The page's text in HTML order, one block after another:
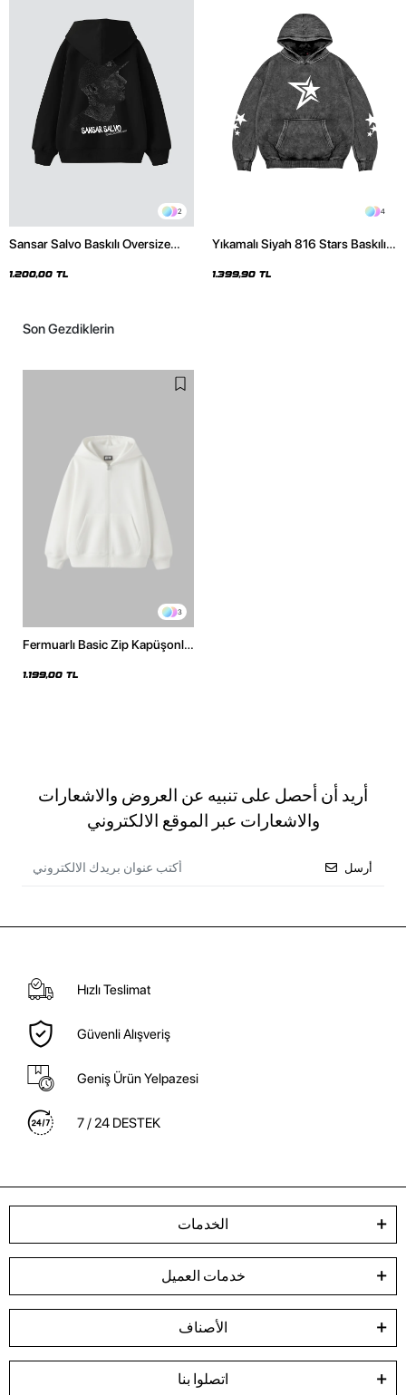
2
Sansar Salvo Baskılı Oversize
1.200,00 TL
4
Yıkamalı Siyah 816 Stars Baskılı
1.399,90 TL
Son Gezdiklerin
3
Fermuarlı Basic Zip Kapüşonlu
1.199,00 TL
أريد أن أحصل على تنبيه عن العروض والاشعارات
والاشعارات عبر الموقع الالكتروني
أرسل
Hızlı Teslimat
Güvenli Alışveriş
Geniş Ürün Yelpazesi
7 / 24 DESTEK
الخدمات
خدمات العميل
الأصناف
اتصلوا بنا